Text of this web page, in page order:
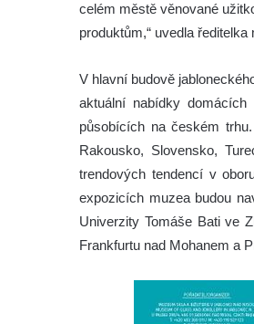
celém městě věnované
produktům,“ uvedla
V hlavní budově
aktuální nabídky
působících na českém
Rakousko, Slovensko,
trendových tendencí v
expozicích muzea budou
Univerzity Tomáše Bati ve
Frankfurtu nad Mohanem a